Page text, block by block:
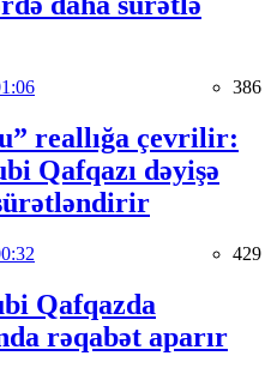
386
reallığa çevrilir:
Qafqazı dəyişə
429
Qafqazda
rəqabət aparır